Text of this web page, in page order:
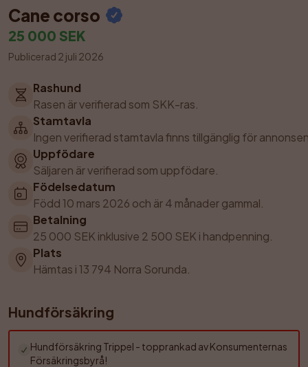
Cane corso
25 000 SEK
Publicerad 2 juli 2026
Rashund
Rasen är verifierad som SKK-ras.
Stamtavla
Ingen verifierad stamtavla finns tillgänglig för
Uppfödare
Säljaren är verifierad som uppfödare.
Födelsedatum
Född 10 mars 2026 och är 4 månader gammal.
Betalning
25 000 SEK inklusive 2 500 SEK i handpenning.
Plats
Hämtas i 13 794 Norra Sorunda.
Hundförsäkring
Hundförsäkring Trippel - topprankad av Konsumenternas
Försäkringsbyrå!